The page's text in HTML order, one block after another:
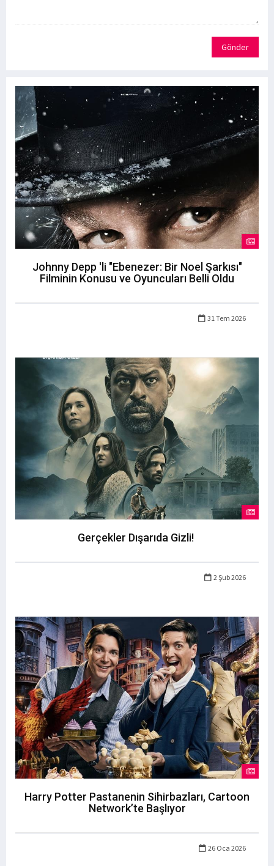
Gönder
Johnny Depp 'li "Ebenezer: Bir Noel Şarkısı"
Filminin Konusu ve Oyuncuları Belli Oldu
31 Tem 2026
Gerçekler Dışarıda Gizli!
2 Şub 2026
Harry Potter Pastanenin Sihirbazları, Cartoon
Network’te Başlıyor
26 Oca 2026